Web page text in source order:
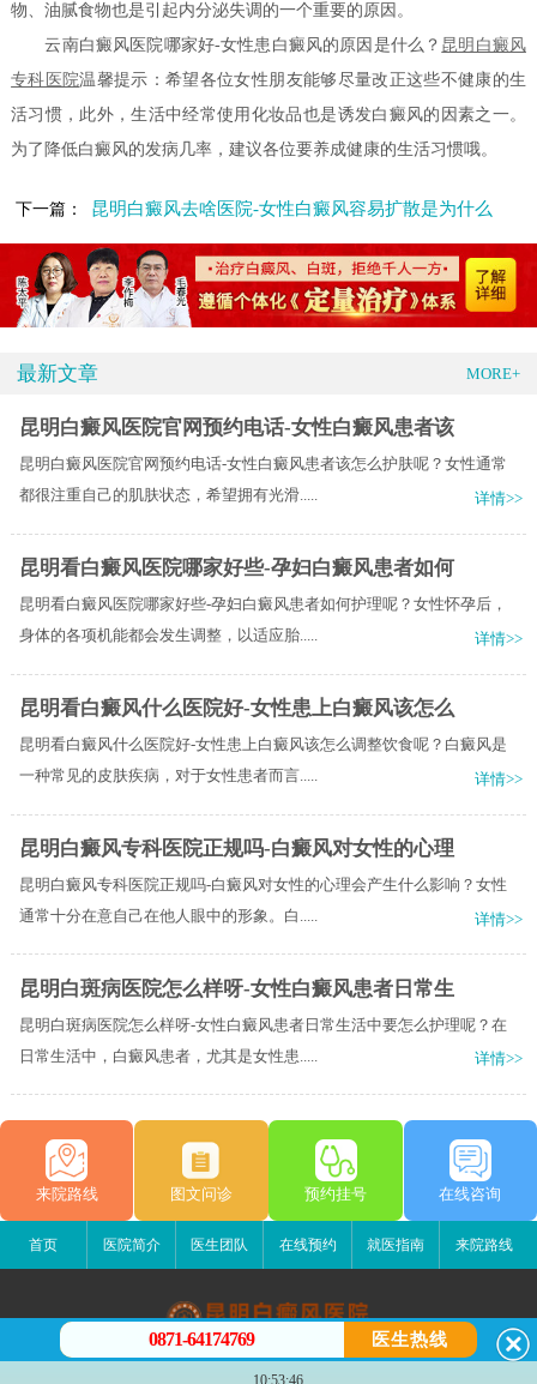
物、油腻食物也是引起内分泌失调的一个重要的原因。
云南白癜风医院哪家好-女性患白癜风的原因是什么？ 昆明白癜风
专科医院温馨提示：希望各位女性朋友能够尽量改正这些不健康的生
活习惯，此外，生活中经常使用化妆品也是诱发白癜风的因素之一。
为了降低白癜风的发病几率，建议各位要养成健康的生活习惯哦。
下一篇： 昆明白癜风去啥医院-女性白癜风容易扩散是为什么
最新文章 MORE+
昆明白癜风医院官网预约电话-女性白癜风患者该
昆明白癜风医院官网预约电话-女性白癜风患者该怎么护肤呢？女性通常
都很注重自己的肌肤状态，希望拥有光滑.....
详情>>
昆明看白癜风医院哪家好些-孕妇白癜风患者如何
昆明看白癜风医院哪家好些-孕妇白癜风患者如何护理呢？女性怀孕后，
身体的各项机能都会发生调整，以适应胎.....
详情>>
昆明看白癜风什么医院好-女性患上白癜风该怎么
昆明看白癜风什么医院好-女性患上白癜风该怎么调整饮食呢？白癜风是
一种常见的皮肤疾病，对于女性患者而言.....
详情>>
昆明白癜风专科医院正规吗-白癜风对女性的心理
昆明白癜风专科医院正规吗-白癜风对女性的心理会产生什么影响？女性
通常十分在意自己在他人眼中的形象。白.....
详情>>
昆明白斑病医院怎么样呀-女性白癜风患者日常生
昆明白斑病医院怎么样呀-女性白癜风患者日常生活中要怎么护理呢？在
日常生活中，白癜风患者，尤其是女性患.....
详情>>
来院路线 图文问诊 预约挂号 在线咨询
首页 医院简介 医生团队 在线预约 就医指南 来院路线
昆明白癜风医院
0871-64174769 医生热线
10:53:46